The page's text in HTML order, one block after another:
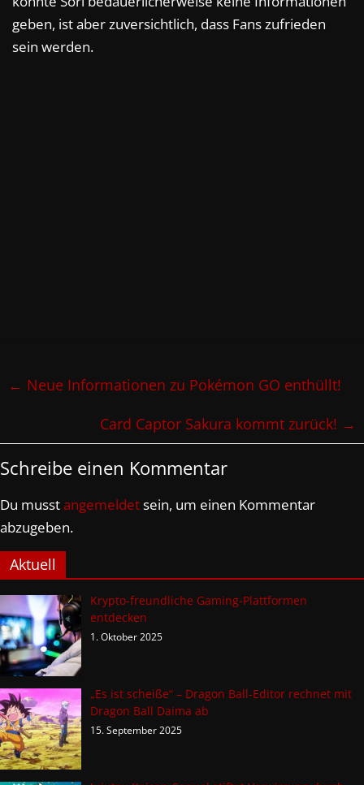
geben, ist aber zuversichtlich, dass Fans zufrieden
sein werden.
← Neue Informationen zu Pokémon GO enthüllt!
Card Captor Sakura kommt zurück! →
Schreibe einen Kommentar
Du musstangemeldetsein, um einen Kommentar
abzugeben.
Aktuell
Krypto-freundliche Gaming-Plattformen
entdecken
1. Oktober 2025
„Es ist scheiße“ – Dragon Ball-Editor rechnet mit
Dragon Ball Daima ab
15. September 2025